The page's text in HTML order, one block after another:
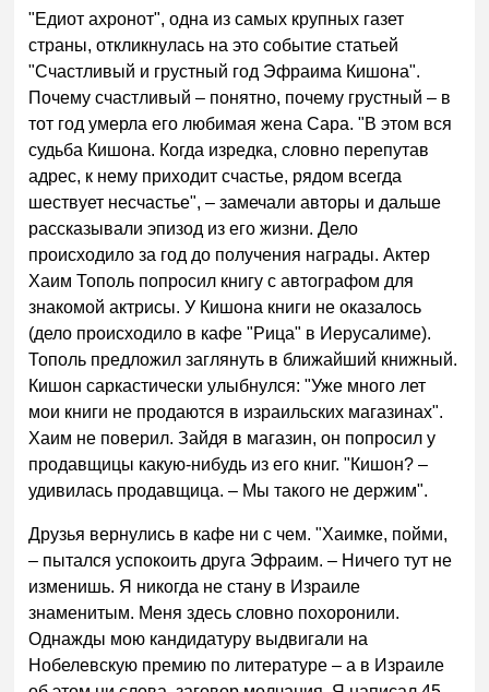
"Едиот ахронот", одна из самых крупных газет
страны, откликнулась на это событие статьей
"Счастливый и грустный год Эфраима Кишона".
Почему счастливый – понятно, почему грустный – в
тот год умерла его любимая жена Сара. "В этом вся
судьба Кишона. Когда изредка, словно перепутав
адрес, к нему приходит счастье, рядом всегда
шествует несчастье", – замечали авторы и дальше
рассказывали эпизод из его жизни. Дело
происходило за год до получения награды. Актер
Хаим Тополь попросил книгу с автографом для
знакомой актрисы. У Кишона книги не оказалось
(дело происходило в кафе "Рица" в Иерусалиме).
Тополь предложил заглянуть в ближайший книжный.
Кишон саркастически улыбнулся: "Уже много лет
мои книги не продаются в израильских магазинах".
Хаим не поверил. Зайдя в магазин, он попросил у
продавщицы какую-нибудь из его книг. "Кишон? –
удивилась продавщица. – Мы такого не держим".
Друзья вернулись в кафе ни с чем. "Хаимке, пойми,
– пытался успокоить друга Эфраим. – Ничего тут не
изменишь. Я никогда не стану в Израиле
знаменитым. Меня здесь словно похоронили.
Однажды мою кандидатуру выдвигали на
Нобелевскую премию по литературе – а в Израиле